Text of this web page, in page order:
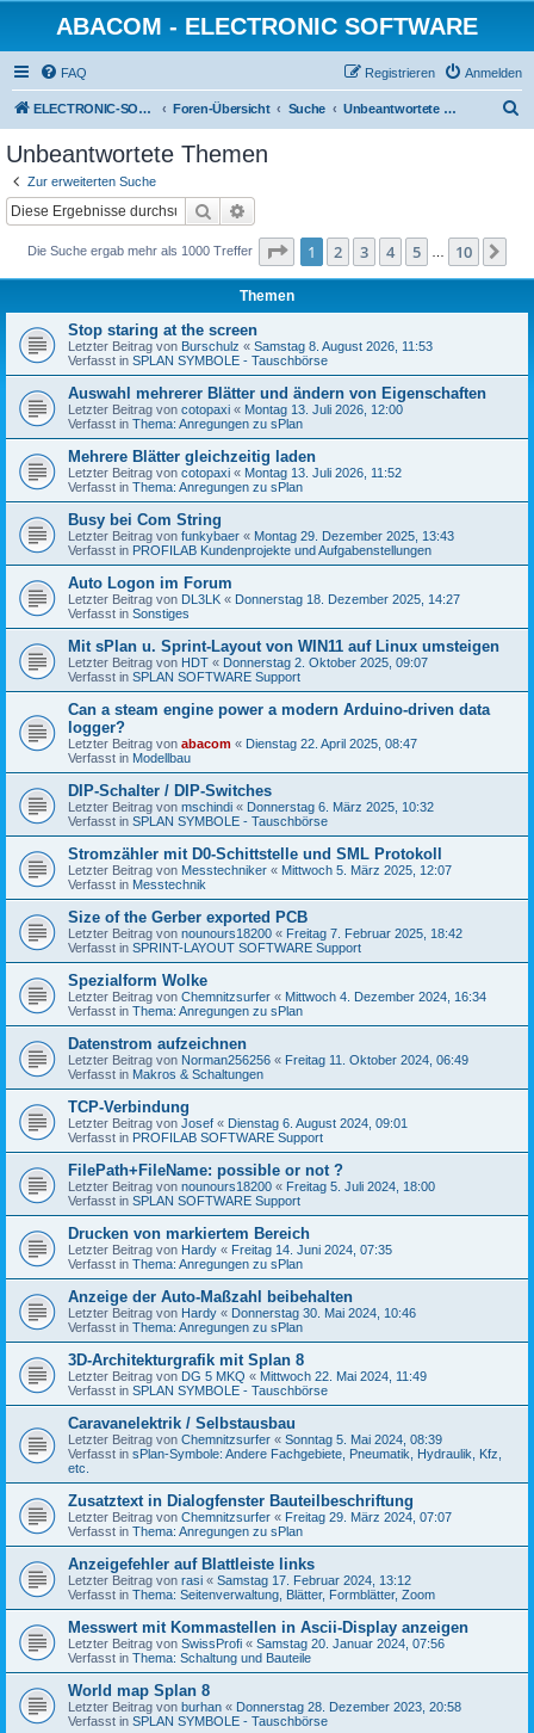
ABACOM - ELECTRONIC SOFTWARE
FAQ Anmelden
Registrieren
ELECTRONIC-SOFWARE-SHOP Foren-Übersicht Suche Unbeantwortete Themen
Unbeantwortete Themen
Zur erweiterten Suche
Suche
Die Suche ergab mehr als 1000 Treffer Seite 1von 10
1 2 3 4 5 10
Themen
Stop staring at the screen
Letzter Beitrag von Burschulz « Samstag 8. August 2026, 11:53
Verfasst in SPLAN SYMBOLE - Tauschbörse
Auswahl mehrerer Blätter und ändern von Eigenschaften
Letzter Beitrag von cotopaxi « Montag 13. Juli 2026, 12:00
Verfasst in Thema: Anregungen zu sPlan
Mehrere Blätter gleichzeitig laden
Letzter Beitrag von cotopaxi « Montag 13. Juli 2026, 11:52
Verfasst in Thema: Anregungen zu sPlan
Busy bei Com String
Letzter Beitrag von funkybaer « Montag 29. Dezember 2025, 13:43
Verfasst in PROFILAB Kundenprojekte und Aufgabenstellungen
Auto Logon im Forum
Letzter Beitrag von DL3LK « Donnerstag 18. Dezember 2025, 14:27
Verfasst in Sonstiges
Mit sPlan u. Sprint-Layout von WIN11 auf Linux umsteigen
Letzter Beitrag von HDT « Donnerstag 2. Oktober 2025, 09:07
Verfasst in SPLAN SOFTWARE Support
Can a steam engine power a modern Arduino-driven data
logger?
Letzter Beitrag von abacom « Dienstag 22. April 2025, 08:47
Verfasst in Modellbau
DIP-Schalter / DIP-Switches
Letzter Beitrag von mschindi « Donnerstag 6. März 2025, 10:32
Verfasst in SPLAN SYMBOLE - Tauschbörse
Stromzähler mit D0-Schittstelle und SML Protokoll
Letzter Beitrag von Messtechniker « Mittwoch 5. März 2025, 12:07
Verfasst in Messtechnik
Size of the Gerber exported PCB
Letzter Beitrag von nounours18200 « Freitag 7. Februar 2025, 18:42
Verfasst in SPRINT-LAYOUT SOFTWARE Support
Spezialform Wolke
Letzter Beitrag von Chemnitzsurfer « Mittwoch 4. Dezember 2024, 16:34
Verfasst in Thema: Anregungen zu sPlan
Datenstrom aufzeichnen
Letzter Beitrag von Norman256256 « Freitag 11. Oktober 2024, 06:49
Verfasst in Makros & Schaltungen
TCP-Verbindung
Letzter Beitrag von Josef « Dienstag 6. August 2024, 09:01
Verfasst in PROFILAB SOFTWARE Support
FilePath+FileName: possible or not ?
Letzter Beitrag von nounours18200 « Freitag 5. Juli 2024, 18:00
Verfasst in SPLAN SOFTWARE Support
Drucken von markiertem Bereich
Letzter Beitrag von Hardy « Freitag 14. Juni 2024, 07:35
Verfasst in Thema: Anregungen zu sPlan
Anzeige der Auto-Maßzahl beibehalten
Letzter Beitrag von Hardy « Donnerstag 30. Mai 2024, 10:46
Verfasst in Thema: Anregungen zu sPlan
3D-Architekturgrafik mit Splan 8
Letzter Beitrag von DG 5 MKQ « Mittwoch 22. Mai 2024, 11:49
Verfasst in SPLAN SYMBOLE - Tauschbörse
Caravanelektrik / Selbstausbau
Letzter Beitrag von Chemnitzsurfer « Sonntag 5. Mai 2024, 08:39
Verfasst in sPlan-Symbole: Andere Fachgebiete, Pneumatik, Hydraulik, Kfz,
etc.
Zusatztext in Dialogfenster Bauteilbeschriftung
Letzter Beitrag von Chemnitzsurfer « Freitag 29. März 2024, 07:07
Verfasst in Thema: Anregungen zu sPlan
Anzeigefehler auf Blattleiste links
Letzter Beitrag von rasi « Samstag 17. Februar 2024, 13:12
Verfasst in Thema: Seitenverwaltung, Blätter, Formblätter, Zoom
Messwert mit Kommastellen in Ascii-Display anzeigen
Letzter Beitrag von SwissProfi « Samstag 20. Januar 2024, 07:56
Verfasst in Thema: Schaltung und Bauteile
World map Splan 8
Letzter Beitrag von burhan « Donnerstag 28. Dezember 2023, 20:58
Verfasst in SPLAN SYMBOLE - Tauschbörse